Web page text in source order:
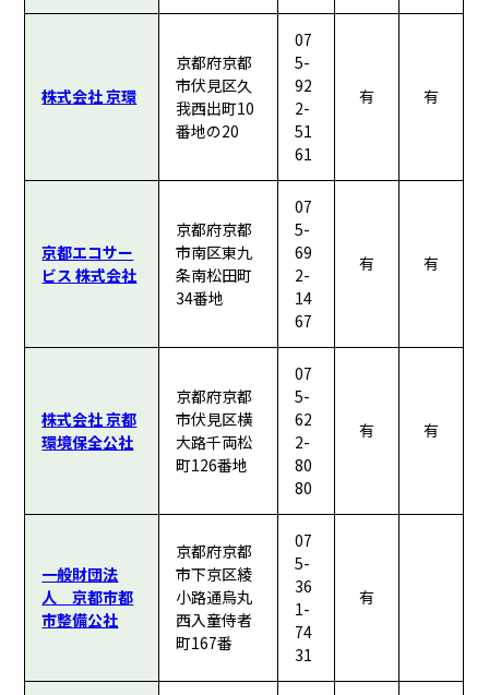
株式会社 京環
京都府京都
市伏見区久
我西出町10
番地の20
07
5-
92
2-
51
61
有 有
京都エコサー
ビス 株式会社
京都府京都
市南区東九
条南松田町
34番地
07
5-
69
2-
14
67
有 有
株式会社 京都
環境保全公社
京都府京都
市伏見区横
大路千両松
町126番地
07
5-
62
2-
80
80
有 有
一般財団法
人 京都市都
市整備公社
京都府京都
市下京区綾
小路通烏丸
西入童侍者
町167番
07
5-
36
1-
74
31
有